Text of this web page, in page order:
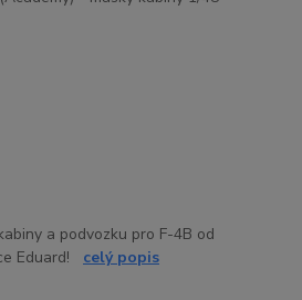
a podvozku pro F-4B od
Eduard! celý popis